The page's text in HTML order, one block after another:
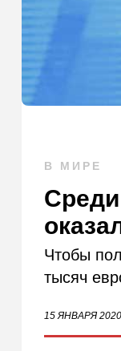
В МИРЕ
Чтобы
тысяч
15 ЯНВАРЯ 2020